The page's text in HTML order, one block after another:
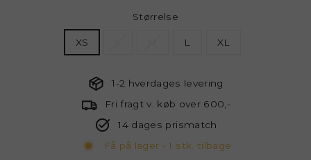
Størrelse
XS L XL
1-2 hverdages levering
Fri fragt v. køb over 600,-
14 dages prismatch
Få på lager - 1 stk. tilbage